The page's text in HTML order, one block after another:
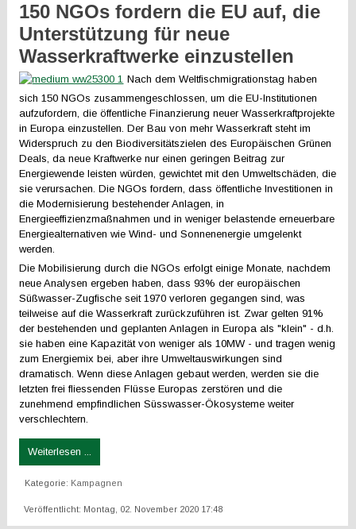
150 NGOs fordern die EU auf, die
Unterstützung für neue
Wasserkraftwerke einzustellen
Nach dem Weltfischmigrationstag haben
sich 150 NGOs zusammengeschlossen, um die EU-Institutionen
aufzufordern, die öffentliche Finanzierung neuer Wasserkraftprojekte
in Europa einzustellen. Der Bau von mehr Wasserkraft steht im
Widerspruch zu den Biodiversitätszielen des Europäischen Grünen
Deals, da neue Kraftwerke nur einen geringen Beitrag zur
Energiewende leisten würden, gewichtet mit den Umweltschäden, die
sie verursachen. Die NGOs fordern, dass öffentliche Investitionen in
die Modernisierung bestehender Anlagen, in
Energieeffizienzmaßnahmen und in weniger belastende erneuerbare
Energiealternativen wie Wind- und Sonnenenergie umgelenkt
werden.
Die Mobilisierung durch die NGOs erfolgt einige Monate, nachdem
neue Analysen ergeben haben, dass 93% der europäischen
Süßwasser-Zugfische seit 1970 verloren gegangen sind, was
teilweise auf die Wasserkraft zurückzuführen ist. Zwar gelten 91%
der bestehenden und geplanten Anlagen in Europa als "klein" - d.h.
sie haben eine Kapazität von weniger als 10MW - und tragen wenig
zum Energiemix bei, aber ihre Umweltauswirkungen sind
dramatisch. Wenn diese Anlagen gebaut werden, werden sie die
letzten frei fliessenden Flüsse Europas zerstören und die
zunehmend empfindlichen Süsswasser-Ökosysteme weiter
verschlechtern.
Weiterlesen ...
Kategorie: Kampagnen
Veröffentlicht: Montag, 02. November 2020 17:48